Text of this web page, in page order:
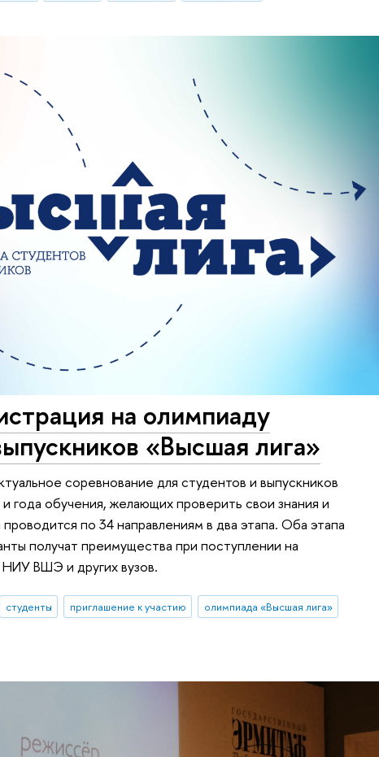
на олимпиаду
«Высшая лига»
соревнование для студентов и выпускников
года обучения, желающих проверить свои знания и
по 34 направлениям в два этапа. Оба этапа
получат преимущества при поступлении на
ВШЭ и других вузов.
студенты приглашение к участию
олимпиада «Высшая лига»